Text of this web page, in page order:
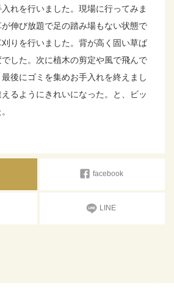
れを行いました。現場に行ってみま
伸び放題で足の踏み場もない状態で
りを行いました。背が高く固い草ば
した。次に植木の剪定や風で飛んで
後にゴミを集めお手入れを終えまし
るようにきれいになった。と、ビッ
facebook
LINE